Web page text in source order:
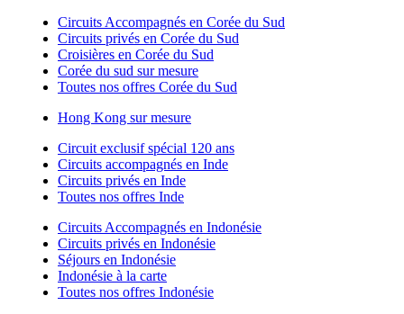
Circuits Accompagnés en Corée du Sud
Circuits privés en Corée du Sud
Croisières en Corée du Sud
Corée du sud sur mesure
Toutes nos offres Corée du Sud
Hong Kong sur mesure
Circuit exclusif spécial 120 ans
Circuits accompagnés en Inde
Circuits privés en Inde
Toutes nos offres Inde
Circuits Accompagnés en Indonésie
Circuits privés en Indonésie
Séjours en Indonésie
Indonésie à la carte
Toutes nos offres Indonésie